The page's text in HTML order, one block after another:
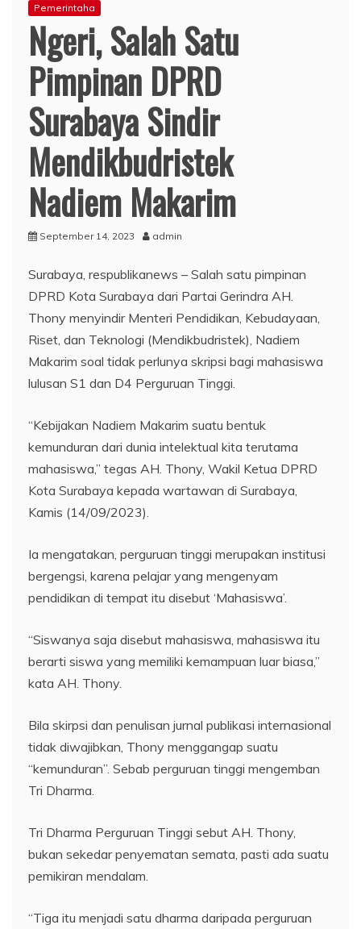
Pemerintaha
Ngeri, Salah Satu
Pimpinan DPRD
Surabaya Sindir
Mendikbudristek
Nadiem Makarim
September 14, 2023 admin
Surabaya, respublikanews – Salah satu pimpinan
DPRD Kota Surabaya dari Partai Gerindra AH.
Thony menyindir Menteri Pendidikan, Kebudayaan,
Riset, dan Teknologi (Mendikbudristek), Nadiem
Makarim soal tidak perlunya skripsi bagi mahasiswa
lulusan S1 dan D4 Perguruan Tinggi.
“Kebijakan Nadiem Makarim suatu bentuk
kemunduran dari dunia intelektual kita terutama
mahasiswa,” tegas AH. Thony, Wakil Ketua DPRD
Kota Surabaya kepada wartawan di Surabaya,
Kamis (14/09/2023).
Ia mengatakan, perguruan tinggi merupakan institusi
bergengsi, karena pelajar yang mengenyam
pendidikan di tempat itu disebut ‘Mahasiswa’.
“Siswanya saja disebut mahasiswa, mahasiswa itu
berarti siswa yang memiliki kemampuan luar biasa,”
kata AH. Thony.
Bila skirpsi dan penulisan jurnal publikasi internasional
tidak diwajibkan, Thony menggangap suatu
“kemunduran”. Sebab perguruan tinggi mengemban
Tri Dharma.
Tri Dharma Perguruan Tinggi sebut AH. Thony,
bukan sekedar penyematan semata, pasti ada suatu
pemikiran mendalam.
“Tiga itu menjadi satu dharma daripada perguruan